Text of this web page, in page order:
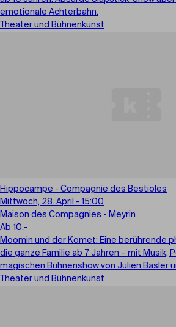
emotionale Achterbahn.
Theater und Bühnenkunst
Hippocampe - Compagnie des Bestioles
Mittwoch, 28. April - 15:00
Maison des Compagnies - Meyrin
Ab 10.-
Moomin und der Komet: Eine berührende
die ganze Familie ab 7 Jahren – mit Musik,
magischen Bühnenshow von Julien Basler
Theater und Bühnenkunst